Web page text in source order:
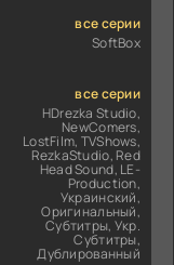
все серии
SoftBox
все серии
HDrezka Studio,
NewComers,
LostFilm, TVShows,
RezkaStudio, Red
Head Sound, LE-
Production,
Украинский,
Оригинальный,
Субтитры, Укр.
Субтитры,
Дублированный